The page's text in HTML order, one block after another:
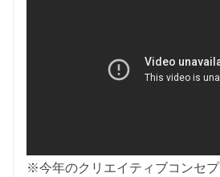
※今年のクリエイティブコンセ